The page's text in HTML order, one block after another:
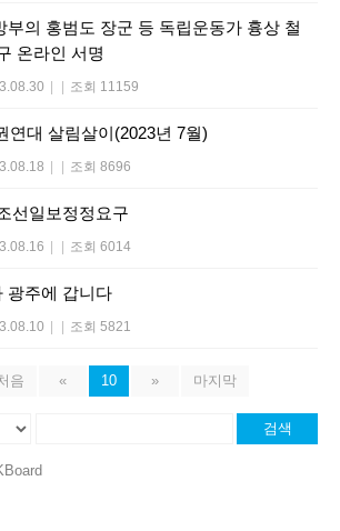
부의 홍범도 장군 등 독립운동가 흉상 철
온라인 서명
| | 조회 11159
연대 살림살이(2023년 7월)
| | 조회 8696
선일보정정요구
| | 조회 6014
광주에 갑니다
| | 조회 5821
음 « 10 » 마지막
검색